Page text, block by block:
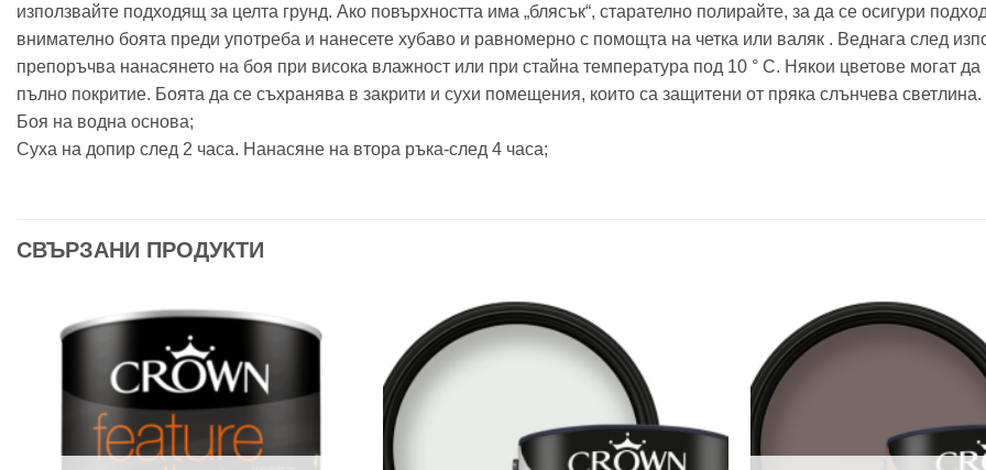
използвайте подходящ за целта грунд. Ако повърхността има „блясък“, старателно полирайте, за да се осигури
внимателно боята преди употреба и нанесете хубаво и равномерно с помощта на четка или валяк . Веднага след
препоръчва нанасянето на боя при висока влажност или при стайна температура под 10 ° C. Някои цветове могат
пълно покритие. Боята да се съхранява в закрити и сухи помещения, които са защитени от пряка слънчева светлина.
Боя на водна основа;
Суха на допир след 2 часа. Нанасяне на втора ръка-след 4 часа;
СВЪРЗАНИ ПРОДУКТИ